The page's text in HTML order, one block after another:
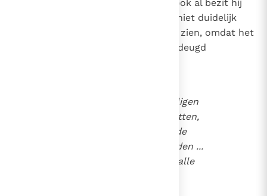
, zodat hij, ook al bezit hij
alle ingestorte morele deugden, niet duidelijk
het bestaan van een hiervan laat zien, omdat het
uiterlijk werkzaam zijn van deze deugd
“Men zegt dat sommige heiligen
bepaalde deugden niet bezitten,
gezien de moeilijkheden in de
handelingen van deze deugden ...
alhoewel zij de habitus van alle